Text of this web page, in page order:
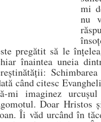
mi
nu
pregătit să le
înaintea uneia
când citesc
mi imaginez
Doar Hristos
Îi văd urcând în